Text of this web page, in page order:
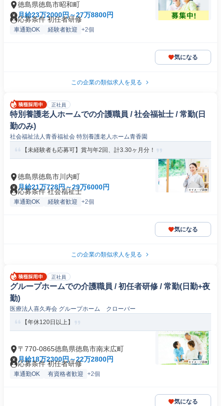
徳島県徳島市昭和町
月給23万2000円～27万8800円
応募条件 初任者研修
車通勤OK 経験者歓迎 +2個
気になる
この企業の類似求人を見る
正社員
特別養護老人ホームでの介護職員 / 社会福祉士 / 常勤(日
勤のみ)
社会福祉法人青香福祉会 特別養護老人ホーム青香園
【未経験者も応募可】賞与年2回、計3.30ヶ月分！
徳島県徳島市川内町
月給21万728円～29万6000円
応募条件 社会福祉士
車通勤OK 経験者歓迎 +2個
気になる
この企業の類似求人を見る
正社員
グループホームでの介護職員 / 初任者研修 / 常勤(日勤+夜
勤)
医療法人喜久寿会 グループホーム クローバー
【年休120日以上】
〒770-0865徳島県徳島市南末広町
月給18万2300円～22万2800円
応募条件 初任者研修
車通勤OK 有資格者歓迎 +2個
気になる